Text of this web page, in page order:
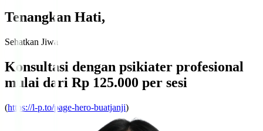
Tenangkan Hati,
Sehatkan Jiwa
Konsultasi dengan psikiater profesional
mulai dari Rp 125.000 per sesi
(https://l-p.to/page-hero-buatjanji)